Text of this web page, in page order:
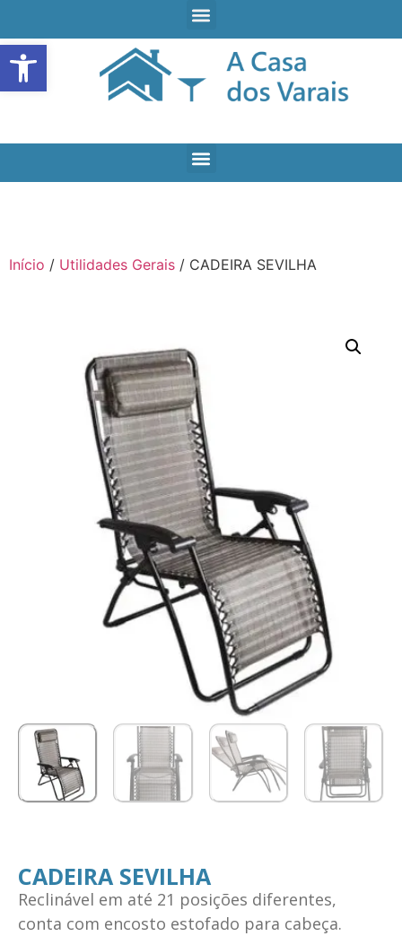
Open toolbar
Início / Utilidades Gerais / CADEIRA SEVILHA
CADEIRA SEVILHA
Reclinável em até 21 posições diferentes,
conta com encosto estofado para cabeça.